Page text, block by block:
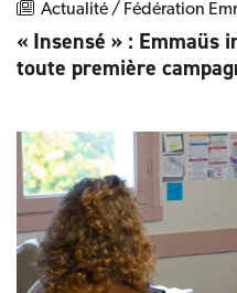
Actualité / Fédération
« Insensé » : Emmaüs
toute première